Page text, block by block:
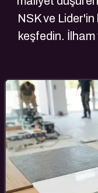
NSK ve
keşfedin.